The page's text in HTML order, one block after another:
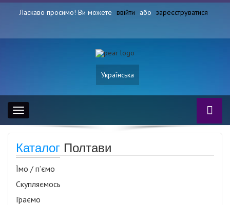
Ласкаво просимо! Ви можете ввійти або зареєструватися
Українська
Toggle
navigation
Каталог Полтави
Їмо / п’ємо
Скупляємось
Граємо